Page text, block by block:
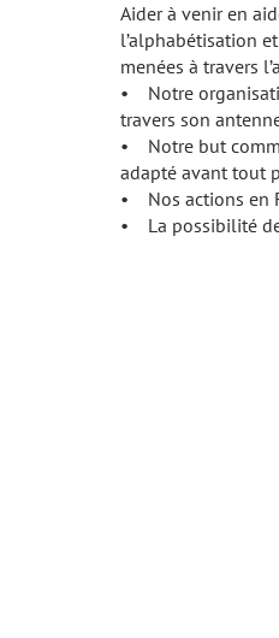
Aider à venir en
l’alphabétisation
menées à travers
• Notre
travers son
• Notre but
adapté avant tout
• Nos actions en
• La possibilité